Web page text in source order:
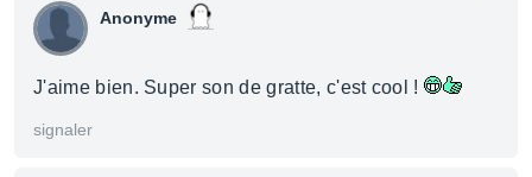
Anonyme
J'aime bien. Super son de gratte, c'est cool !
signaler